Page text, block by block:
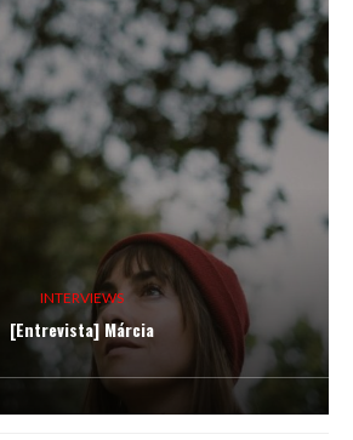
INTERVIEWS
[Entrevista] Márcia